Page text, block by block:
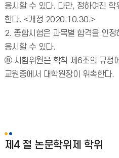
응시할 수 있다. 다만, 정하여진
한다. <개정 2020.10.30.>
2. 종합시험은 과목별 합격을 인
응시할 수 있다.
⑧ 시험위원은 학칙 제6조의 규정
교원중에서 대학원장이 위촉한다.
제4 절 논문학위제 학위